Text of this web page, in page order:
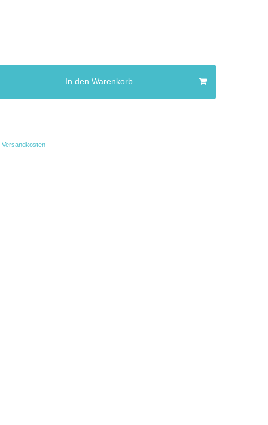
In den Warenkorb
Versandkosten